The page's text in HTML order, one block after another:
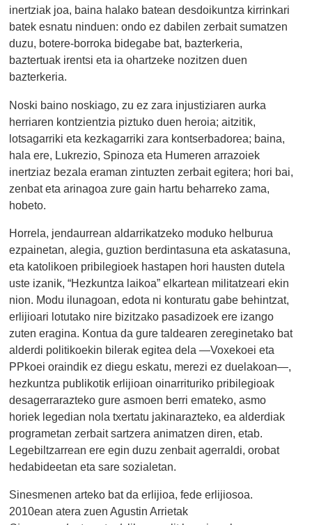
inertziak joa, baina halako batean desdoikuntza kirrinkari
batek esnatu ninduen: ondo ez dabilen zerbait sumatzen
duzu, botere-borroka bidegabe bat, bazterkeria,
baztertuak irentsi eta ia ohartzeke nozitzen duen
bazterkeria.
Noski baino noskiago, zu ez zara injustiziaren aurka
herriaren kontzientzia piztuko duen heroia; aitzitik,
lotsagarriki eta kezkagarriki zara kontserbadorea; baina,
hala ere, Lukrezio, Spinoza eta Humeren arrazoiek
inertziaz bezala eraman zintuzten zerbait egitera; hori bai,
zenbat eta arinagoa zure gain hartu beharreko zama,
hobeto.
Horrela, jendaurrean aldarrikatzeko moduko helburua
ezpainetan, alegia, guztion berdintasuna eta askatasuna,
eta katolikoen pribilegioek hastapen hori hausten dutela
uste izanik, “Hezkuntza laikoa” elkartean militatzeari ekin
nion. Modu ilunagoan, edota ni konturatu gabe behintzat,
erlijioari lotutako nire bizitzako pasadizoek ere izango
zuten eragina. Kontua da gure taldearen zereginetako bat
alderdi politikoekin bilerak egitea dela —Voxekoei eta
PPkoei oraindik ez diegu eskatu, merezi ez duelakoan—,
hezkuntza publikotik erlijioan oinarrituriko pribilegioak
desagerrarazteko gure asmoen berri emateko, asmo
horiek legedian nola txertatu jakinarazteko, ea alderdiak
programetan zerbait sartzera animatzen diren, etab.
Legebiltzarrean ere egin duzu zenbait agerraldi, orobat
hedabideetan eta sare sozialetan.
Sinesmenen arteko bat da erlijioa, fede erlijiosoa.
2010ean atera zuen Agustin Arrietak